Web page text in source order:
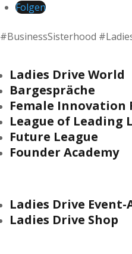
Folgen
#BusinessSisterhood
Ladies Drive World
Bargespräche
Female Innovation
League of Leading
Future League
Founder Academy
Ladies Drive Event-
Ladies Drive Shop